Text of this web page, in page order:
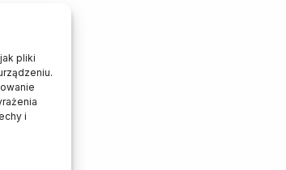
pliki
i